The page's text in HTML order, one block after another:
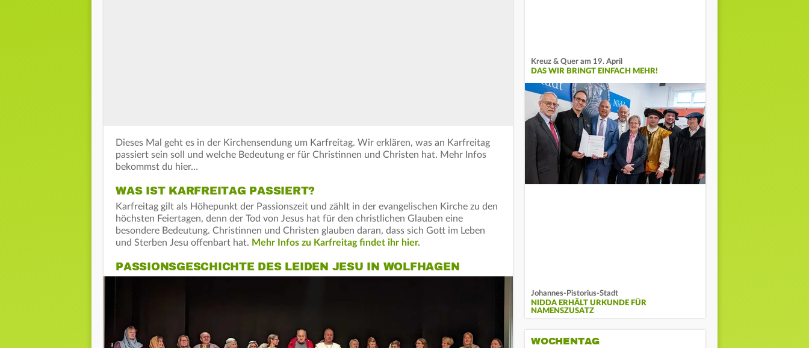
Dieses Mal geht es in der Kirchensendung um Karfreitag. Wir erklären, was an Karfreitag
passiert sein soll und welche Bedeutung er für Christinnen und Christen hat. Mehr Infos
bekommst du hier…
WAS IST KARFREITAG PASSIERT?
Karfreitag gilt als Höhepunkt der Passionszeit und zählt in der evangelischen Kirche zu den
höchsten Feiertagen, denn der Tod von Jesus hat für den christlichen Glauben eine
besondere Bedeutung. Christinnen und Christen glauben daran, dass sich Gott im Leben
und Sterben Jesu offenbart hat. Mehr Infos zu Karfreitag findet ihr hier.
PASSIONSGESCHICHTE DES LEIDEN JESU IN WOLFHAGEN
Kreuz & Quer am 19. April
DAS WIR BRINGT EINFACH MEHR!
Johannes-Pistorius-Stadt
NIDDA ERHÄLT URKUNDE FÜR
NAMENSZUSATZ
WOCHENTAG